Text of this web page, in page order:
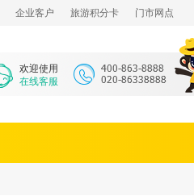
企业客户 旅游积分卡 门市网点
欢迎使用
在线客服